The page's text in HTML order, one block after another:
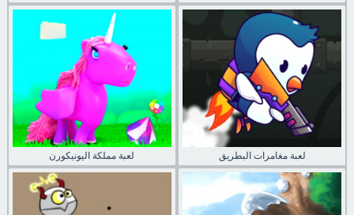
لعبة مملكة اليونيكورن لعبة مغامرات البطريق